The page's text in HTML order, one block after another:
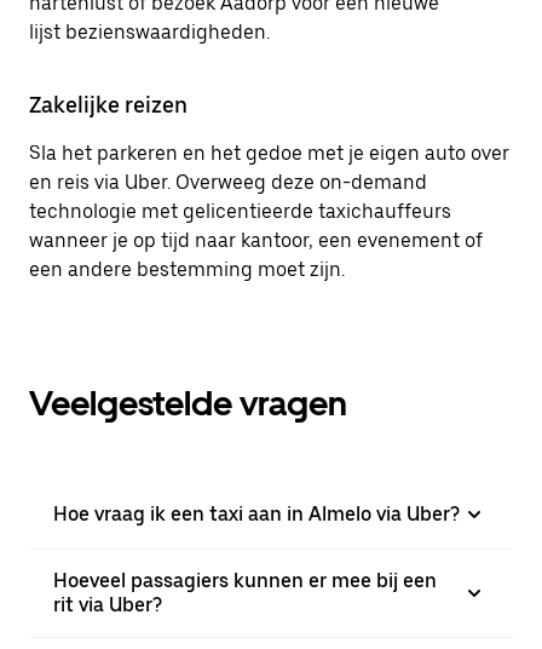
lijst bezienswaardigheden.
Zakelijke reizen
Sla het parkeren en het gedoe met je eigen auto over
en reis via Uber. Overweeg deze on-demand
technologie met gelicentieerde taxichauffeurs
wanneer je op tijd naar kantoor, een evenement of
een andere bestemming moet zijn.
Veelgestelde vragen
Hoe vraag ik een taxi aan in Almelo via Uber?
Hoeveel passagiers kunnen er mee bij een
rit via Uber?